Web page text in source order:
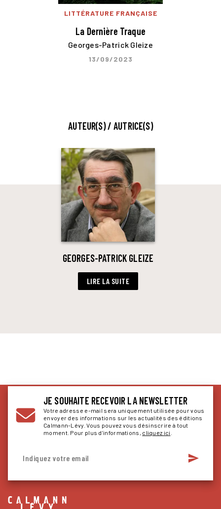
LITTÉRATURE FRANÇAISE
La Dernière Traque
Georges-Patrick Gleize
13/09/2023
AUTEUR(S) / AUTRICE(S)
GEORGES-PATRICK GLEIZE
LIRE LA SUITE
JE SOUHAITE RECEVOIR LA NEWSLETTER
Votre adresse e-mail sera uniquement utilisée pour vous
envoyer des informations sur les actualités des éditions
Calmann-Lévy. Vous pouvez vous désinscrire à tout
moment. Pour plus d’informations, cliquez ici
Indiquez votre email send